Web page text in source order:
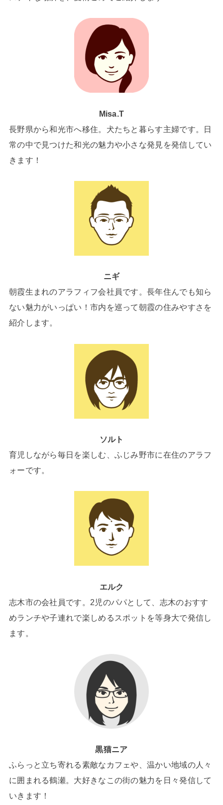
Misa.T
長野県から和光市へ移住。犬たちと暮らす主婦です。日
常の中で見つけた和光の魅力や小さな発見を発信してい
きます！
ニギ
朝霞生まれのアラフィフ会社員です。長年住んでも知ら
ない魅力がいっぱい！市内を巡って朝霞の住みやすさを
紹介します。
ソルト
育児しながら毎日を楽しむ、ふじみ野市に在住のアラフ
ォーです。
エルク
志木市の会社員です。2児のパパとして、志木のおすす
めランチや子連れで楽しめるスポットを等身大で発信し
ます。
黒猫ニア
ふらっと立ち寄れる素敵なカフェや、温かい地域の人々
に囲まれる鶴瀬。大好きなこの街の魅力を日々発信して
いきます！